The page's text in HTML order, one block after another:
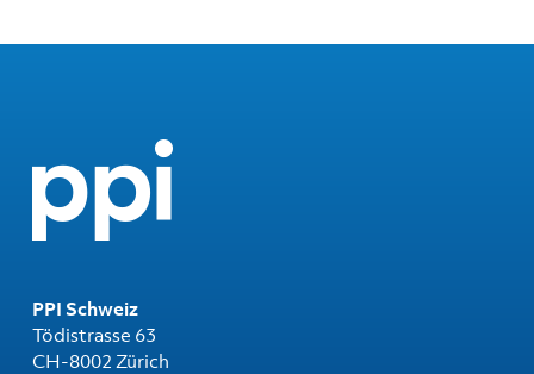
PPI Schweiz
Tödistrasse 63
CH-8002 Zürich